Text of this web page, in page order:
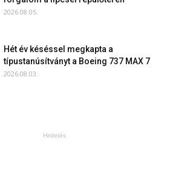
2026.08.05.
Hét év késéssel megkapta a
típustanúsítványt a Boeing 737 MAX 7
2026.08.03.
Hirdetés